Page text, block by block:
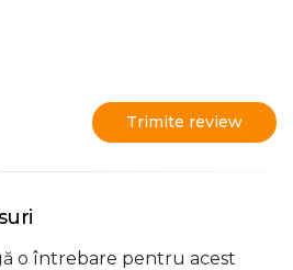
Trimite review
o întrebare pentru acest